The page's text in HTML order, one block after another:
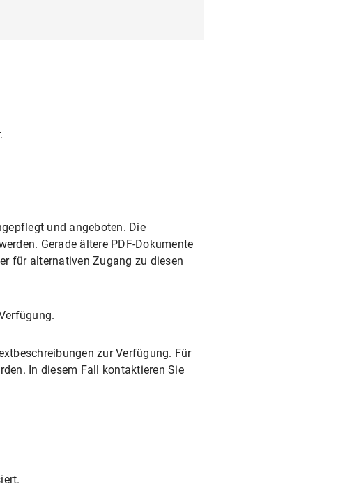
und angeboten. Die
Gerade ältere PDF-Dokumente
für alternativen Zugang zu diesen
zur Verfügung. Für
In diesem Fall kontaktieren Sie